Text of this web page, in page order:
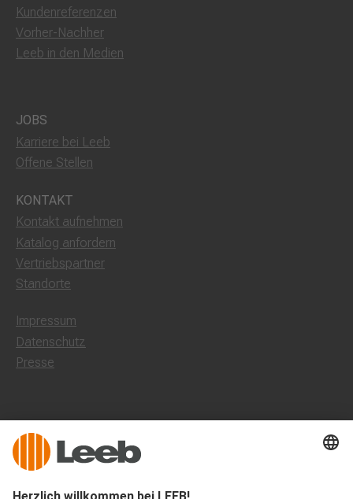
Kundenreferenzen
Vorher-Nachher
Leeb in den Medien
JOBS
Karriere bei Leeb
Offene Stellen
KONTAKT
Kontakt aufnehmen
Katalog anfordern
Vertriebspartner
Standorte
Impressum
Datenschutz
Presse
Leeb Balkone Deutschland
Dorfstraße 10, 85662 Hohenbrunn